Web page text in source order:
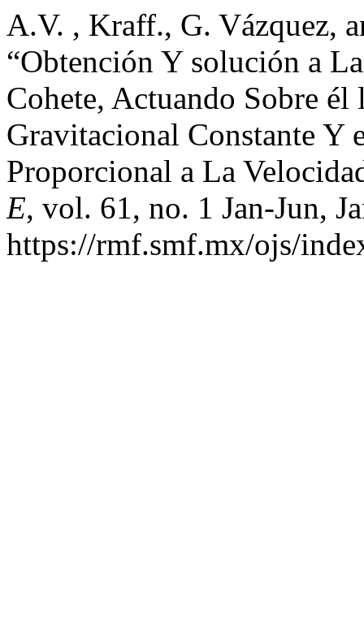
A.V. , Kraff., G. Vázquez,
“Obtención Y solución a
Cohete, Actuando Sobre él
Gravitacional Constante Y
Proporcional a La
E, vol. 61, no. 1 Jan-Jun,
https://rmf.smf.mx/ojs/